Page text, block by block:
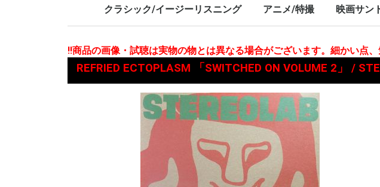
LP/12inch/10inch
7inch LP/12inch/10inch
7inch LP/
7inch
クラシック/イージーリスニング アニメ/特撮 映画サン
!!商品の画像・試聴は実物の物とは異なる場合がございます。細かい点
REFRIED ECTOPLASM 「SWITCHED ON VOLUME 2」 /